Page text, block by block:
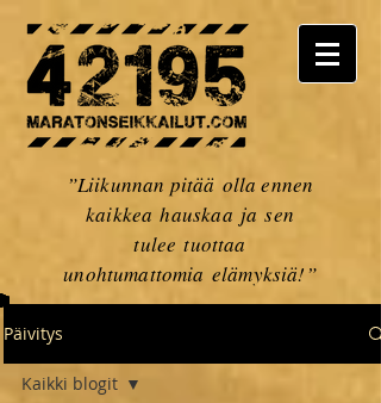
”Liikunnan pitää olla ennen
kaikkea hauskaa ja sen
tulee tuottaa
unohtumattomia elämyksiä!”
Päivitys
Kaikki blogit